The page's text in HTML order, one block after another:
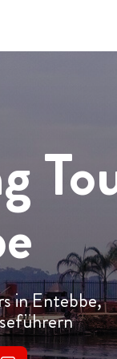
in Entebbe,